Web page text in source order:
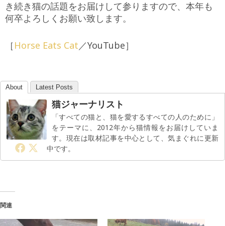
き続き猫の話題をお届けして参りますので、本年も
何卒よろしくお願い致します。
［Horse Eats Cat／YouTube］
About Latest Posts
猫ジャーナリスト
「すべての猫と、猫を愛するすべての人のために」
をテーマに、2012年から猫情報をお届けしていま
す。現在は取材記事を中心として、気まぐれに更新
中です。
関連